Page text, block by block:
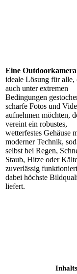
Eine Outdoorkamera
ideale Lösung für alle,
auch unter extremen
Bedingungen
scharfe Fotos und
aufnehmen möchten,
vereint ein robustes,
wetterfestes Gehäuse
moderner Technik,
selbst bei Regen,
Staub, Hitze oder
zuverlässig
dabei höchste
liefert.